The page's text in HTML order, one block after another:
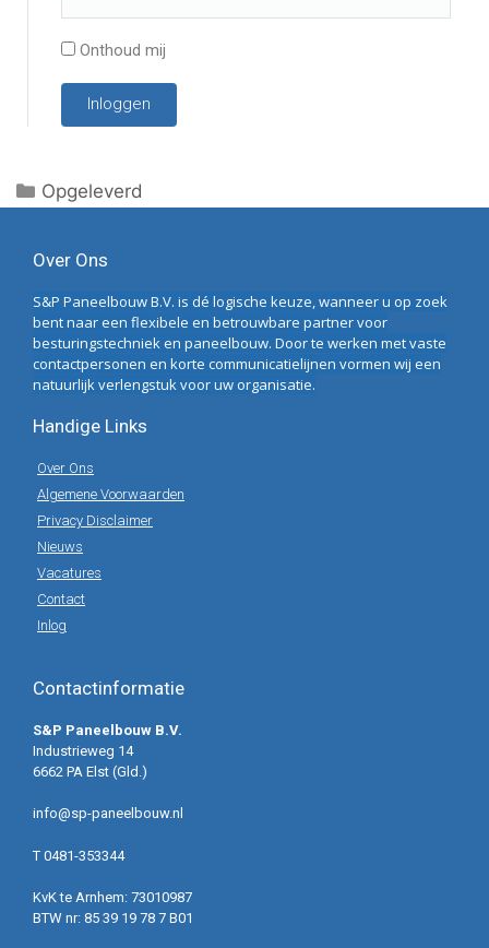
Onthoud mij
Inloggen
Opgeleverd
Over Ons
S&P Paneelbouw B.V. is dé logische keuze, wanneer u op zoek
bent naar een flexibele en betrouwbare partner voor
besturingstechniek en paneelbouw. Door te werken met vaste
contactpersonen en korte communicatielijnen vormen wij een
natuurlijk verlengstuk voor uw organisatie.
Handige Links
Over Ons
Algemene Voorwaarden
Privacy Disclaimer
Nieuws
Vacatures
Contact
Inlog
Contactinformatie
S&P Paneelbouw B.V.
Industrieweg 14
6662 PA Elst (Gld.)
info@sp-paneelbouw.nl
T 0481-353344
KvK te Arnhem: 73010987
BTW nr: 85 39 19 78 7 B01